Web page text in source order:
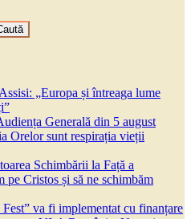
„Europa și întreaga lume
Generală din 5 august
Orelor sunt respirația vieții
Schimbării la Față a
pe Cristos și să ne schimbăm
va fi implementat cu finanțare